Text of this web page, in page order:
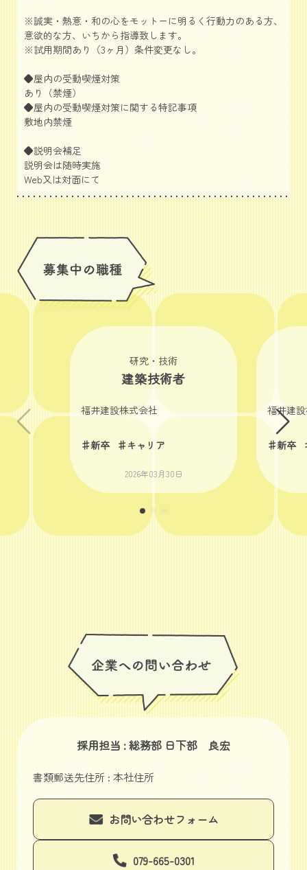
※誠実・熱意・和の心をモットーに明るく行動力のある方、
意欲的な方、いちから指導致します。
※試用期間あり（3ヶ月）条件変更なし。
◆屋内の受動喫煙対策
あり（禁煙）
◆屋内の受動喫煙対策に関する特記事項
敷地内禁煙
◆説明会補足
説明会は随時実施
Web又は対面にて
研究・技術
建築技術者
福井建設株式会社
♯新卒 ♯キャリア
2026年03月30日
福井建
♯新卒
採用担当 : 総務部 日下部 良宏
書類郵送先住所 : 本社住所
お問い合わせフォーム
079-665-0301